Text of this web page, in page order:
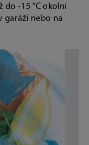
do -15 °C okolní
garáži nebo na